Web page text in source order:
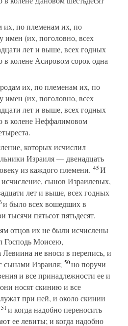
по племенам их, по
имен (их, поголовно, всех
лет и выше, всех годных
в колене Асировом сорок одна
их, по племенам их, по
имен (их, поголовно, всех
лет и выше, всех годных
в колене Неффалимовом
которых исчислил
Израиля — двенадцать
из каждого племени. 45И
сынов Израилевых,
лет и выше, всех годных
и было всех вошедших в
тысячи пятьсот пятьдесят.
отцов их не были исчислены
Господь Моисею,
Левиина не вноси в перепись, и
сынами Израиля; 50но поручи
и все принадлежности ее и
носят скинию и все
при ней, и около скинии
51и когда надобно переносить
ее левиты; и когда надобно